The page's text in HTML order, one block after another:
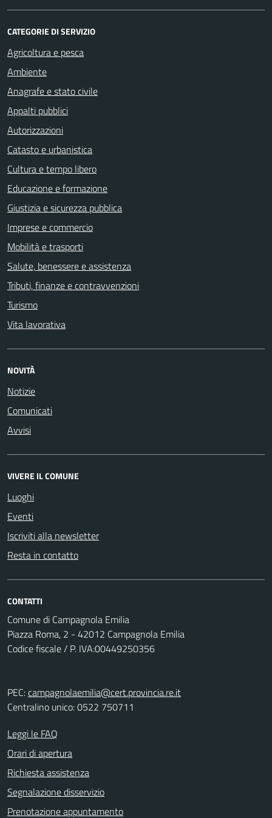
CATEGORIE DI SERVIZIO
Agricoltura e pesca
Ambiente
Anagrafe e stato civile
Appalti pubblici
Autorizzazioni
Catasto e urbanistica
Cultura e tempo libero
Educazione e formazione
Giustizia e sicurezza pubblica
Imprese e commercio
Mobilità e trasporti
Salute, benessere e assistenza
Tributi, finanze e contravvenzioni
Turismo
Vita lavorativa
NOVITÀ
Notizie
Comunicati
Avvisi
VIVERE IL COMUNE
Luoghi
Eventi
Iscriviti alla newsletter
Resta in contatto
CONTATTI
Comune di Campagnola Emilia
Piazza Roma, 2 - 42012 Campagnola Emilia
Codice fiscale / P. IVA:00449250356
PEC:campagnolaemilia@cert.provincia.re.it
Centralino unico: 0522 750711
Leggi le FAQ
Orari di apertura
Richiesta assistenza
Segnalazione disservizio
Prenotazione appuntamento